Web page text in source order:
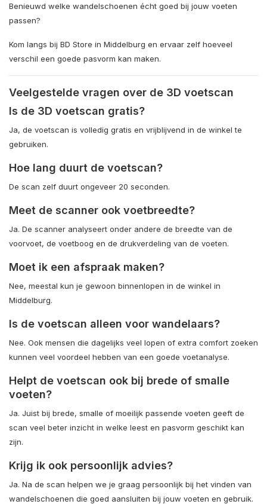
Benieuwd welke wandelschoenen écht goed bij jouw voeten
passen?
Kom langs bij BD Store in Middelburg en ervaar zelf hoeveel
verschil een goede pasvorm kan maken.
Veelgestelde vragen over de 3D voetscan
Is de 3D voetscan gratis?
Ja, de voetscan is volledig gratis en vrijblijvend in de winkel te
gebruiken.
Hoe lang duurt de voetscan?
De scan zelf duurt ongeveer 20 seconden.
Meet de scanner ook voetbreedte?
Ja. De scanner analyseert onder andere de breedte van de
voorvoet, de voetboog en de drukverdeling van de voeten.
Moet ik een afspraak maken?
Nee, meestal kun je gewoon binnenlopen in de winkel in
Middelburg.
Is de voetscan alleen voor wandelaars?
Nee. Ook mensen die dagelijks veel lopen of extra comfort zoeken
kunnen veel voordeel hebben van een goede voetanalyse.
Helpt de voetscan ook bij brede of smalle
voeten?
Ja. Juist bij brede, smalle of moeilijk passende voeten geeft de
scan veel beter inzicht in welke leest en pasvorm geschikt kan
zijn.
Krijg ik ook persoonlijk advies?
Ja. Na de scan helpen we je graag persoonlijk bij het vinden van
wandelschoenen die goed aansluiten bij jouw voeten en gebruik.